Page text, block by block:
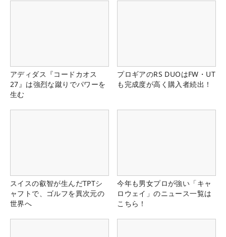
アディダス『コードカオス
27』は強烈な蹴りでパワーを
生む
プロギアのRS DUOはFW・UT
も完成度が高く購入者続出！
スイスの叡智が生んだTPTシ
ャフトで、ゴルフを異次元の
世界へ
今年も男女プロが強い「キャ
ロウェイ」のニュース一覧は
こちら！